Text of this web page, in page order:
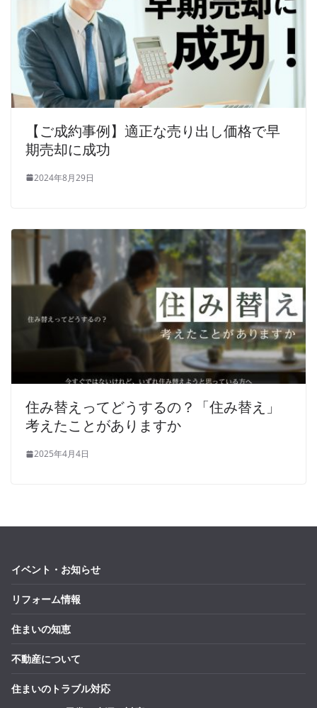
【ご成約事例】適正な売り出し価格で早
期売却に成功
2024年8月29日
住み替えってどうするの？「住み替え」
考えたことがありますか
2025年4月4日
イベント・お知らせ
リフォーム情報
住まいの知恵
不動産について
住まいのトラブル対応